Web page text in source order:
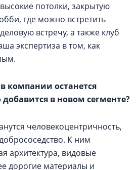
потолки, закрытую
где можно встретить
встречу, а также клуб
экспертиза в том, как
компании останется
в новом сегменте?
человекоцентричность,
К ним
архитектура, видовые
дорогие материалы и